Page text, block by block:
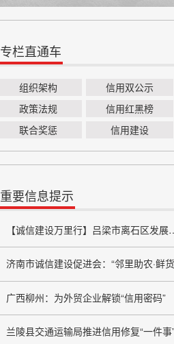
专栏直通车
组织架构
信用双公示
政策法规
信用红黑榜
联合奖惩
信用建设
重要信息提示
【诚信建设万里行】吕梁市离石区发展和改革局严守粮食安全底线 弘扬粮食行业诚信风尚
济南市诚信建设促进会：“邻里助农·鲜货进社区”座谈会成功举办 搭建“田间到餐桌”直供桥梁
广西柳州：为外贸企业解锁“信用密码”
兰陵县交通运输局推进信用修复“一件事”改